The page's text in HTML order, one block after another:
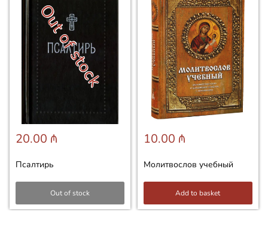
Out of stock
20.00 ₼
Псалтирь
Out of stock
10.00 ₼
Молитвослов учебный
Add to basket